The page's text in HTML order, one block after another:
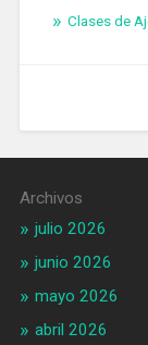
Clases de
Archivos
julio 2026
junio 2026
mayo 2026
abril 2026